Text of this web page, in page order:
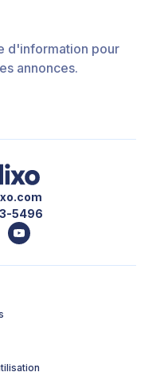
d'information pour
annonces.
5496